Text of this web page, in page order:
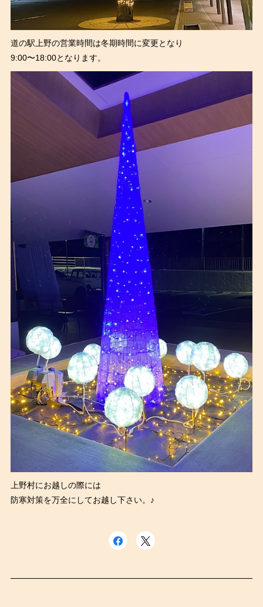
道の駅上野の営業時間は冬期時間に変更となり
9:00〜18:00となります。
上野村にお越しの際には
防寒対策を万全にしてお越し下さい。♪